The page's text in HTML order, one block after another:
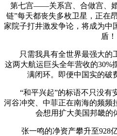
第七宫——关系宫、合做宫、
链”每天都丧失多枚卫星，正在
家院子打井激发争论，将成为中
盾！
只需我具有全世界最强大的
这两大航运巨头全年营收的30%
满闭环。即便中国实的破
“和平兴起”的标语不只没有
河谷冲突、中菲正在南海的频频
会想用扩大美国邦畿的
张一鸣的净资产攀升至928亿